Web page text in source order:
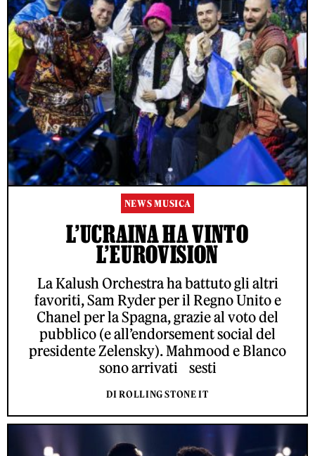
NEWS MUSICA
L’UCRAINA HA VINTO
L’EUROVISION
La Kalush Orchestra ha battuto gli altri
favoriti, Sam Ryder per il Regno Unito e
Chanel per la Spagna, grazie al voto del
pubblico (e all’endorsement social del
presidente Zelensky). Mahmood e Blanco
sono arrivati sesti
DI ROLLING STONE IT